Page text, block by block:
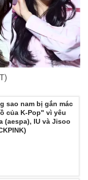
sao nam bị gắn mác
của K-Pop" vì yêu
(aespa), IU và Jisoo